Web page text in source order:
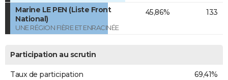
Marine LE PEN (Liste Front
National)
UNE RÉGION FIÈRE ET ENRACINÉE
45,86% 133
Participation au scrutin
Taux de participation 69,41%